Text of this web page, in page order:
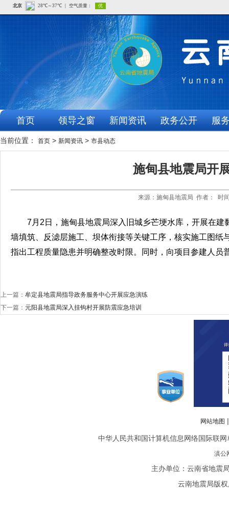
首页 领导之窗 新闻资讯 政务公开 服
当前位置： 首页 > 新闻资讯 > 市县动态
施甸县地震局开
来源：施甸县地震局 作者： 时
7月2日，施甸县地震局深入旧城乡芒埂水库，开展在
墙填筑、反滤层施工、坝体衔接等关键工序，核实施工图
指出工程质量隐患并明确整改时限。同时，向项目参建人
上一篇： 牟定县地震局指导政务服务中心开展应急演练
下一篇： 元阳县地震局深入挂钩村开展防震应急培训
网站地图
中华人民共和国计算机信息网络国际联
滇公
主办单位：云南省地震
云南地震局版